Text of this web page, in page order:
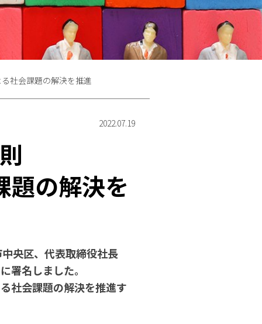
社会課題の解決を推進
2022.07.19
題の解決を
央区、代表取締役社長
署名しました。
社会課題の解決を推進す